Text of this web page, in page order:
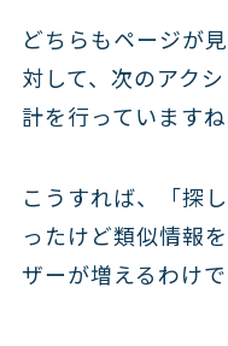
どちらもページが
対して、次のアク
計を行っていますね
こうすれば、「探
ったけど類似情報
ザーが増えるわけで